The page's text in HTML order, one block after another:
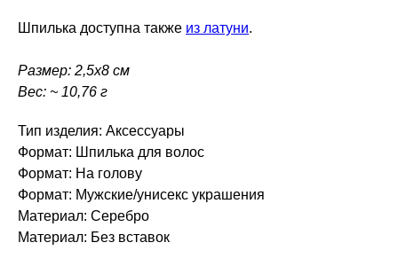
Шпилька доступна также из латуни.
Размер: 2,5х8 см
Вес: ~ 10,76 г
Тип изделия: Аксессуары
Формат: Шпилька для волос
Формат: На голову
Формат: Мужские/унисекс украшения
Материал: Серебро
Материал: Без вставок